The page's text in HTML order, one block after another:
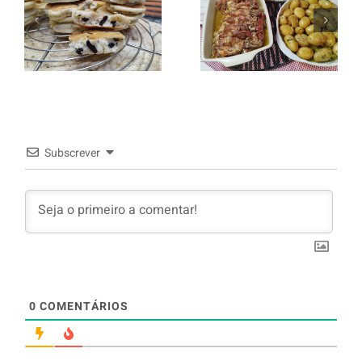
Panquecas
com Oreo
italiano c/
batata a
murro e
Subscrever
0 COMENTÁRIOS